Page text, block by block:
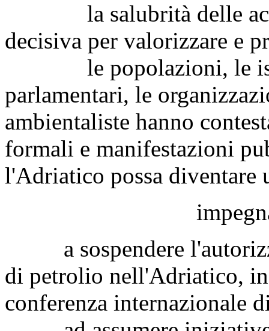
la salubrità delle
decisiva per valorizzare e
le popolazioni, le
parlamentari, le
ambientaliste hanno
formali e manifestazioni
l'Adriatico possa diventare
a sospendere
di petrolio nell'Adriatico,
conferenza internazionale